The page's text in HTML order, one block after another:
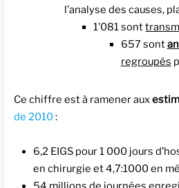
l’analyse des causes,
1’081 sont
657 sont
regroupés
Ce chiffre est à ramener aux
de 2010 :
6,2 EIGS pour 1 000 jours
en chirurgie et 4,7:1000 en